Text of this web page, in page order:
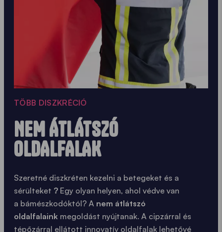
TÖBB DISZKRÉCIÓ
NEM ÁTLÁTSZÓ
OLDALFALAK
Szeretné diszkréten kezelni a betegeket és a
sérülteket ? Egy olyan helyen, ahol védve van
a bámészkodóktól? A nem átlátszó
oldalfalaink megoldást nyújtanak. A cipzárral és
tépőzárral ellátott innovatív oldalfalak lehetővé